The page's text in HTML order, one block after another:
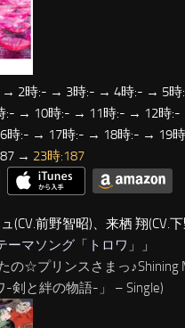
→ 2時:- → 3時:- → 4時:- → 5
:- → 10時:- → 11時:- → 12時:-
時:- → 17時:- → 18時:- → 19
→ 23時:187
(CV.前野智昭)、来栖 翔(CV.
ーマソング「トロワ」
」
の☆プリンスさまっ♪Shining
-剣と絆の物語-」 – Single)